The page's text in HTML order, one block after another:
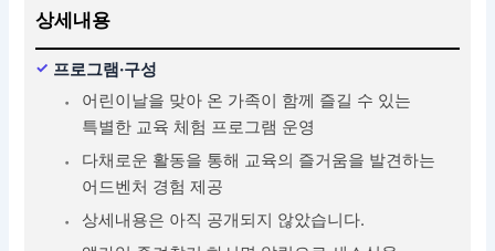
상세내용
프로그램·구성
어린이날을 맞아 온 가족이 함께 즐길 수 있는
특별한 교육 체험 프로그램 운영
다채로운 활동을 통해 교육의 즐거움을 발견하는
어드벤처 경험 제공
상세내용은 아직 공개되지 않았습니다.